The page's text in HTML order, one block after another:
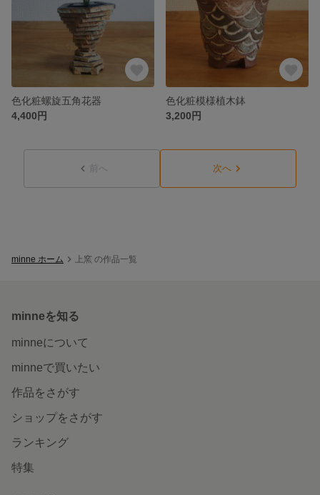
色化粧螺旋五角花器
4,400円
色化粧模様植木鉢
3,200円
前へ 次へ
minne ホーム 上窯 の作品一覧
minneを知る
minneについて
minneで買いたい
作品をさがす
ショップをさがす
ランキング
特集